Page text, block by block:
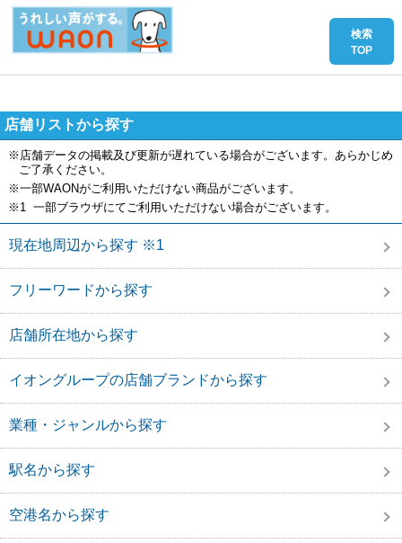
店舗リストから探す
※店舗データの掲載及び更新が遅れている場合がございます。あらかじめ
ご了承ください。
※一部WAONがご利用いただけない商品がございます。
※1 一部ブラウザにてご利用いただけない場合がございます。
現在地周辺から探す ※1
フリーワードから探す
店舗所在地から探す
イオングループの店舗ブランドから探す
業種・ジャンルから探す
駅名から探す
空港名から探す